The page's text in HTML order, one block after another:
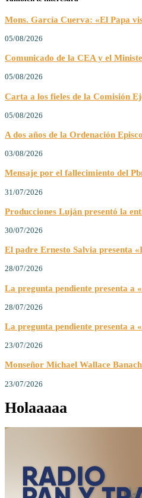
Mons. García Cuerva: «El Papa
05/08/2026
Comunicado de la CEA y el
05/08/2026
Carta a los fieles de la Comisión
05/08/2026
A dos años de la Ordenación
03/08/2026
Mensaje por el fallecimiento del
31/07/2026
Producciones Luján presentó la
30/07/2026
El padre Ernesto Salvia presenta
28/07/2026
La pregunta pendiente presenta a
28/07/2026
La pregunta pendiente presenta a
23/07/2026
Monseñor Michael Wallace
23/07/2026
Holaaaaa